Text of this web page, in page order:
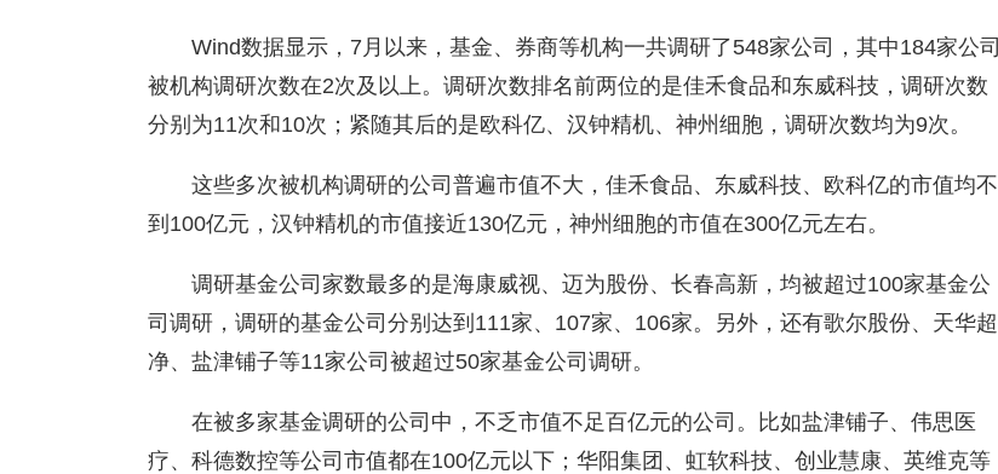
Wind数据显示，7月以来，基金、券商等机构一共调研了548家公司，其中184家公司
被机构调研次数在2次及以上。调研次数排名前两位的是佳禾食品和东威科技，调研次数
分别为11次和10次；紧随其后的是欧科亿、汉钟精机、神州细胞，调研次数均为9次。
这些多次被机构调研的公司普遍市值不大，佳禾食品、东威科技、欧科亿的市值均不
到100亿元，汉钟精机的市值接近130亿元，神州细胞的市值在300亿元左右。
调研基金公司家数最多的是海康威视、迈为股份、长春高新，均被超过100家基金公
司调研，调研的基金公司分别达到111家、107家、106家。另外，还有歌尔股份、天华超
净、盐津铺子等11家公司被超过50家基金公司调研。
在被多家基金调研的公司中，不乏市值不足百亿元的公司。比如盐津铺子、伟思医
疗、科德数控等公司市值都在100亿元以下；华阳集团、虹软科技、创业慧康、英维克等
菲律宾：防疫降级